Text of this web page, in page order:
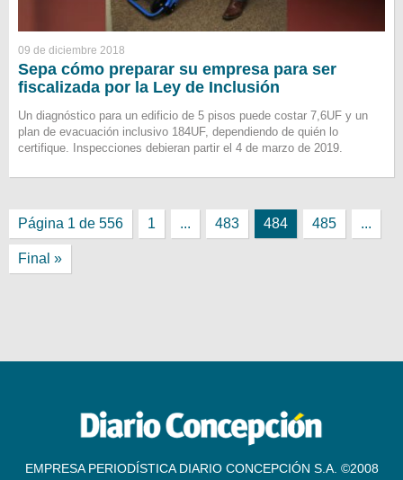
09 de diciembre 2018
Sepa cómo preparar su empresa para ser
fiscalizada por la Ley de Inclusión
Un diagnóstico para un edificio de 5 pisos puede costar 7,6UF y un
plan de evacuación inclusivo 184UF, dependiendo de quién lo
certifique. Inspecciones debieran partir el 4 de marzo de 2019.
Página 1 de 556 1 ... 483 484 485 ...
Final »
EMPRESA PERIODÍSTICA DIARIO CONCEPCIÓN S.A. ©2008